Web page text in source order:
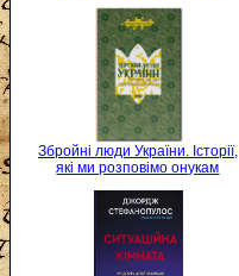
Збройні люди України. Історії,
які ми розповімо онукам